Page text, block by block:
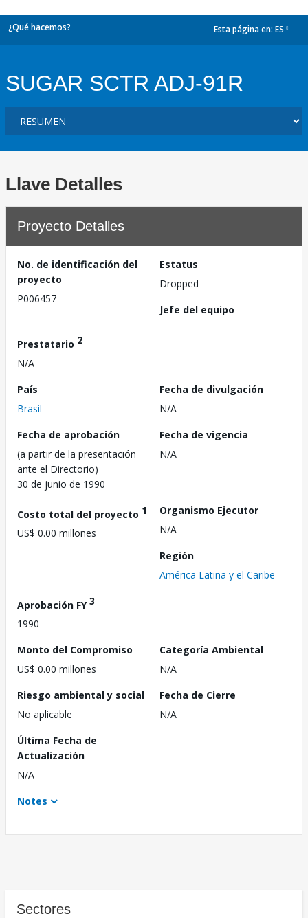
¿Qué hacemos? Esta página en: ES
SUGAR SCTR ADJ-91R
Llave Detalles
Proyecto Detalles
No. de identificación del
proyecto
P006457
Estatus
Dropped
Jefe del equipo
Prestatario 2
N/A
País
Brasil
Fecha de divulgación
N/A
Fecha de aprobación
(a partir de la presentación
ante el Directorio)
30 de junio de 1990
Fecha de vigencia
N/A
Costo total del proyecto 1
US$ 0.00 millones
Organismo Ejecutor
N/A
Región
América Latina y el Caribe
Aprobación FY3
1990
Monto del Compromiso
US$ 0.00 millones
Categoría Ambiental
N/A
Riesgo ambiental y social
No aplicable
Fecha de Cierre
N/A
Última Fecha de
Actualización
N/A
Notes
Sectores